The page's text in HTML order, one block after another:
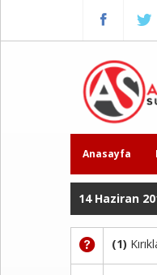
Anasayfa
14 Haziran
(1)
Hakkımızda
Fiyatlarımız
Kursumuzdan
Kareler
Videoları